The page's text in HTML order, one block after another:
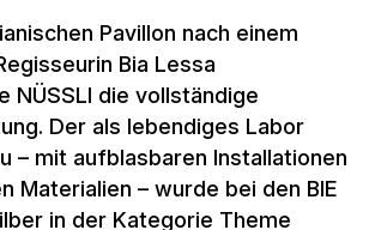
Pavillon nach einem
Bia Lessa
NÜSSLI die vollständige
Der als lebendiges Labor
– mit aufblasbaren Installationen
Materialien – wurde bei den BIE
in der Kategorie Theme